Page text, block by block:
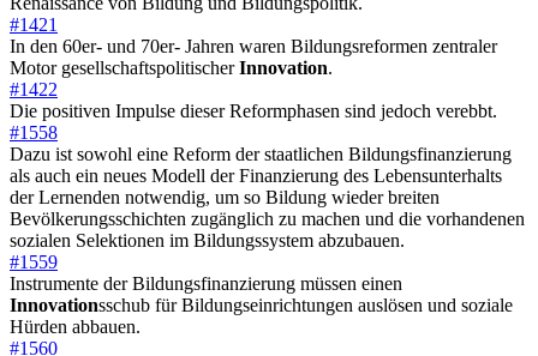
#1421
In den 60er- und 70er- Jahren waren Bildungsreformen zentraler
Motor gesellschaftspolitischerInnovation.
#1422
Die positiven Impulse dieser Reformphasen sind jedoch verebbt.
#1558
Dazu ist sowohl eine Reform der staatlichen Bildungsfinanzierung
als auch ein neues Modell der Finanzierung des Lebensunterhalts
der Lernenden notwendig, um so Bildung wieder breiten
Bevölkerungsschichten zugänglich zu machen und die vorhandenen
sozialen Selektionen im Bildungssystem abzubauen.
#1559
Instrumente der Bildungsfinanzierung müssen einen
Innovationsschub für Bildungseinrichtungen auslösen und soziale
Hürden abbauen.
#1560